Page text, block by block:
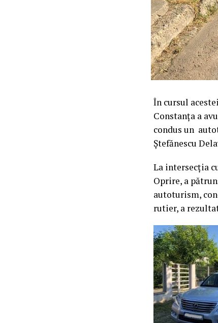
În cursul
Constanța a
condus un
Ștefănescu
La intersecția
Oprire, a
autoturism,
rutier, a